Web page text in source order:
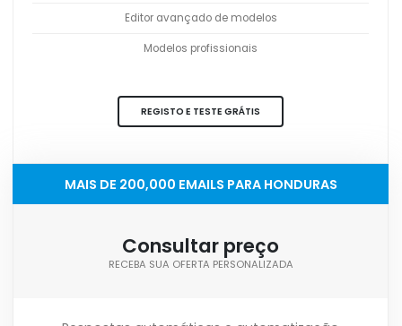
Editor avançado de modelos
Modelos profissionais
REGISTO E TESTE GRÁTIS
MAIS DE 200,000 EMAILS PARA HONDURAS
Consultar preço
RECEBA SUA OFERTA PERSONALIZADA